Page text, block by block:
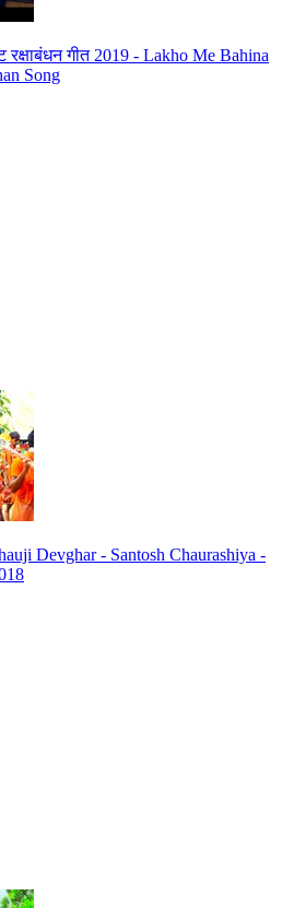
गीत 2019 - Lakho Me Bahina
Song
Devghar - Santosh Chaurashiya -